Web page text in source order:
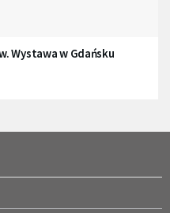
Wystawa w Gdańsku